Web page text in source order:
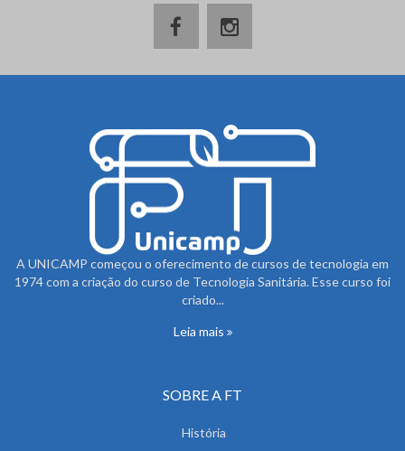
A UNICAMP começou o oferecimento de cursos de tecnologia em
1974 com a criação do curso de Tecnologia Sanitária. Esse curso foi
criado...
Leia mais
SOBRE A FT
História